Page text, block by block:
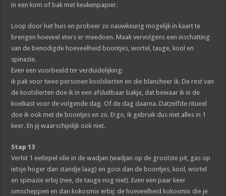
in een kom of bak met keukenpapier.
Loop door het huis en probeer zo nauwkeurig mogelijk in kaart te
brengen hoeveel eters er meedoen. Maak vervolgens een inschatting
van de benodigde hoeveelheid boontjes, wortel, tauge, kool en
spinazie.
Even een voorbeeld ter verduidelijking:
ik pak voor twee personen koolslierten en die blancheer ik. De rest van
de koolslierten doe ik in een afsluitbaar bakje, dat bewaar ik in de
koelkast voor de volgende dag. Of de dag daarna. Datzelfde ritueel
doe ik ook met de boontjes en zo. Ergo, ik gebruik dus niet alles in 1
keer. En jij waarschijnlijk ook niet.
Stap 13
Verhit 1 eetlepel olie in de wadjan (wadjan op de grootste pit, gas op
ietsje hoger dan standje laag) en gooi dan de boontjes, kool, wortel
en spinazie erbij (nee, de tauge nog niet). Even een paar keer
omscheppen en dan kokosmix erbij: de hoeveelheid kokosmix die je